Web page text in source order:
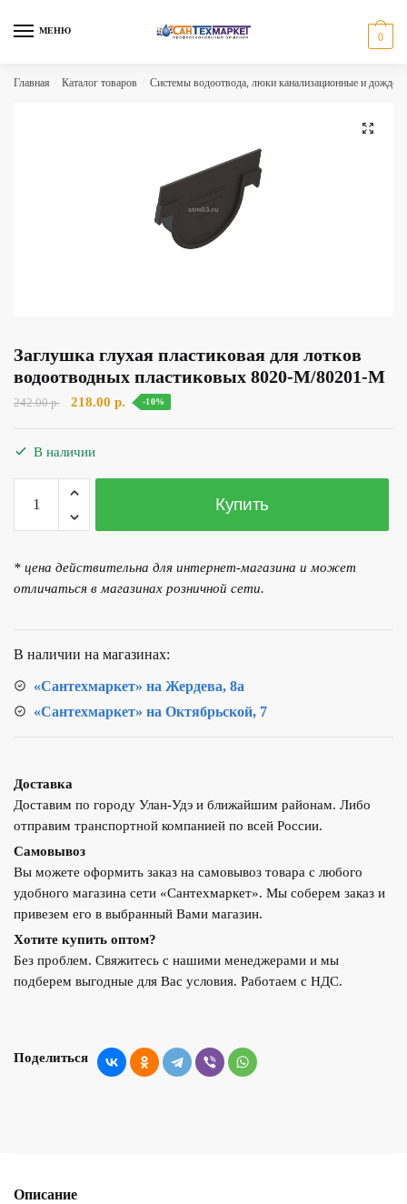
МЕНЮ
0
Главная Каталог товаров Системы водоотвода, люки канализационные и
🔍
Заглушка глухая пластиковая для лотков
водоотводных пластиковых 8020-М/80201-М
242.00р.
Первоначальная
218.00 р. Текущая
-10%
В наличии
Количество
товара
Заглушка
пластиковая
для
пластиковых
8020-
М/80201-
Купить
* цена действительна для интернет-магазина и может
отличаться в магазинах розничной сети.
В наличии на магазинах:
«Сантехмаркет» на Жердева, 8а
«Сантехмаркет» на Октябрьской, 7
Доставка
Доставим по городу Улан-Удэ и ближайшим районам. Либо
отправим транспортной компанией по всей России.
Самовывоз
Вы можете оформить заказ на самовывоз товара с любого
удобного магазина сети «Сантехмаркет». Мы соберем заказ и
привезем его в выбранный Вами магазин.
Хотите купить оптом?
Без проблем. Свяжитесь с нашими менеджерами и мы
подберем выгодные для Вас условия. Работаем с НДС.
Поделиться
Описание